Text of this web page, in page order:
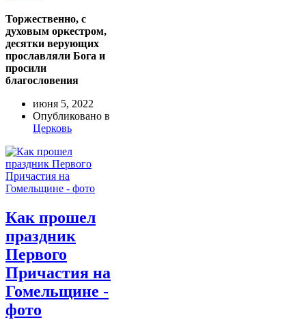
Торжественно, с
духовым оркестром,
десятки верующих
прославляли Бога и
просили
благословения
июня 5, 2022
Опубликовано в
Церковь
Как прошел
праздник
Первого
Причастия на
Гомельщине -
фото